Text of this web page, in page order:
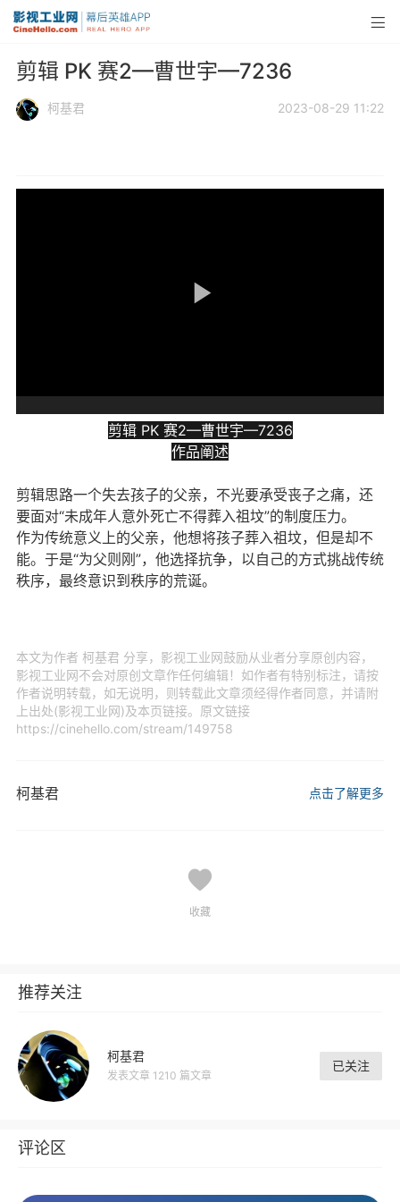
剪辑 PK 赛2—曹世宇—7236
柯基君 2023-08-29 11:22
剪辑 PK 赛2—曹世宇—7236
作品阐述
剪辑思路一个失去孩子的父亲，不光要承受丧子之痛，还
要面对“未成年人意外死亡不得葬入祖坟”的制度压力。
作为传统意义上的父亲，他想将孩子葬入祖坟，但是却不
能。于是“为父则刚”，他选择抗争，以自己的方式挑战传统
秩序，最终意识到秩序的荒诞。
本文为作者 柯基君 分享，影视工业网鼓励从业者分享原创内容，
影视工业网不会对原创文章作任何编辑！如作者有特别标注，请按
作者说明转载，如无说明，则转载此文章须经得作者同意，并请附
上出处(影视工业网)及本页链接。原文链接
https://cinehello.com/stream/149758
柯基君 点击了解更多
收藏
推荐关注
柯基君
发表文章 1210 篇文章
已关注
评论区